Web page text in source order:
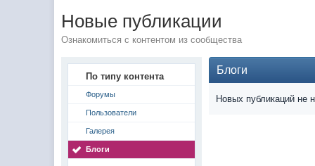
Новые публикации
Ознакомиться с контентом из сообщества
По типу контента
Форумы
Пользователи
Галерея
Блоги
Блоги
Новых публикаций не